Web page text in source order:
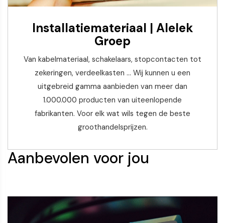
Installatiemateriaal | Alelek
Groep
Van kabelmateriaal, schakelaars, stopcontacten tot
zekeringen, verdeelkasten ... Wij kunnen u een
uitgebreid gamma aanbieden van meer dan
1.000.000 producten van uiteenlopende
fabrikanten. Voor elk wat wils tegen de beste
groothandelsprijzen.
Aanbevolen voor jou